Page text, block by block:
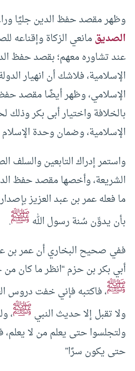
وظهر مقصد حفظ الدين جليًا
الصديقمانعي الزكاة وإقناعه
عند تشاوره معهم؛ بقصد حفظ
الإسلامية، فلاشك أن انهيار
الإسلامي، وظهر أيضًا مقصد
بالخلافة واختيار أبى بكر وذلك
الإسلامية، وضمان وحدة
واستمر إدراك التابعين والسلف
الشريعة، وأخصها مقصد حفظ
ما فعله عمر بن عبد العزيزبإصدار
بأن يدوِّن سُنة رسول اللهﷺ.
ففي صحيح البخاري أن عمر بن
أبي بكر بن حزم “انظر ما كان
ﷺ، فاكتبه فإني خفت دروس
ولا تقبل إلا حديث النبيﷺ،
ولتجلسوا حتى يعلم من لا يعلم،
حتى يكون سرًا”